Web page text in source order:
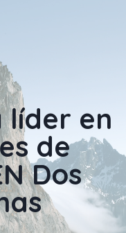
líder en
de
Dos